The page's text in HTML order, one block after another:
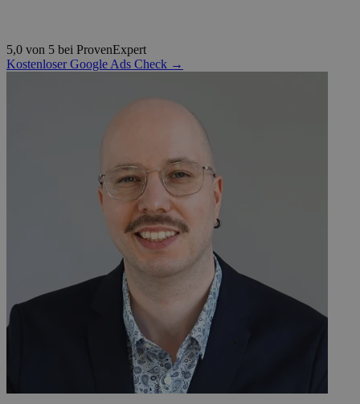
5,0 von 5 bei ProvenExpert
Kostenloser Google Ads Check →